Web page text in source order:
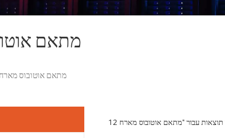
מתאם
מתאם אוטובוס מארח